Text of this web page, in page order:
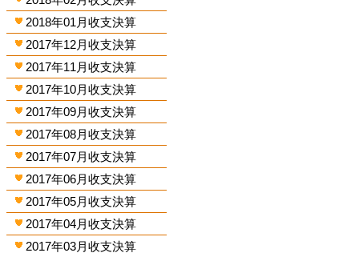
2018年01月收支決算
2017年12月收支決算
2017年11月收支決算
2017年10月收支決算
2017年09月收支決算
2017年08月收支決算
2017年07月收支決算
2017年06月收支決算
2017年05月收支決算
2017年04月收支決算
2017年03月收支決算